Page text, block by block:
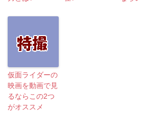
仮面ライダーの
映画を動画で見
るならこの2つ
がオススメ